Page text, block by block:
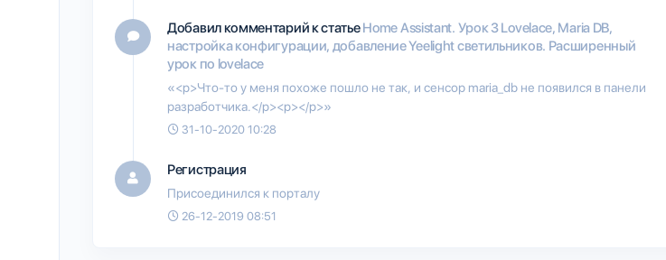
Добавил комментарий к статьеHome Assistant. Урок 3 Lovelace, Maria DB,
настройка конфигурации, добавление Yeelight светильников. Расширенный
урок по lovelace
«<p>Что-то у меня похоже пошло не так, и сенсор maria_db не появился в панели
разработчика.</p><p></p>»
31-10-2020 10:28
Регистрация
Присоединился к порталу
26-12-2019 08:51